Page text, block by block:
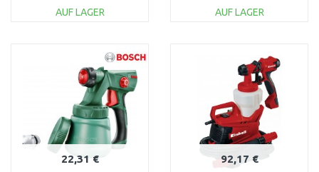
AUF LAGER
Vergleichen
AUF LAGER
Vergleichen
22,31 € 92,17 €